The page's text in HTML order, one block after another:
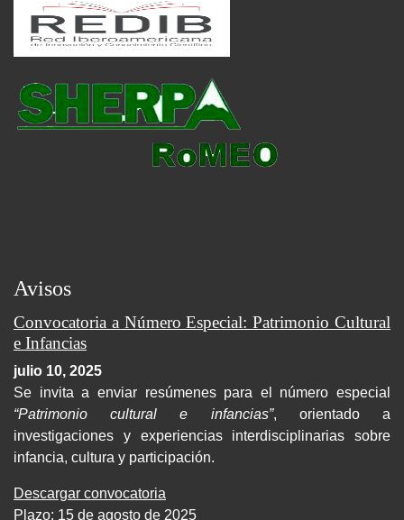
Avisos
Convocatoria a Número Especial: Patrimonio Cultural
e Infancias
julio 10, 2025
Se invita a enviar resúmenes para el número especial
“Patrimonio cultural e infancias”, orientado a
investigaciones y experiencias interdisciplinarias sobre
infancia, cultura y participación.
Descargar convocatoria
Plazo: 15 de agosto de 2025